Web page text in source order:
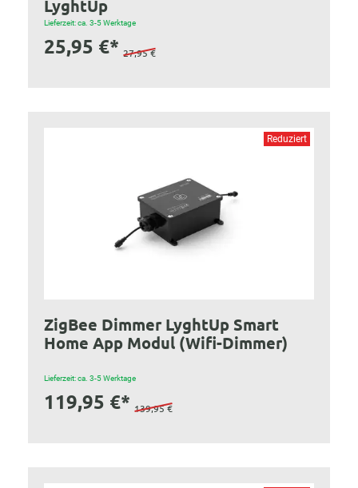
LyghtUp
Lieferzeit: ca. 3-5 Werktage
25,95 €* 27,95 €
Reduziert
ZigBee Dimmer LyghtUp Smart
Home App Modul (Wifi-Dimmer)
Lieferzeit: ca. 3-5 Werktage
119,95 €* 139,95 €